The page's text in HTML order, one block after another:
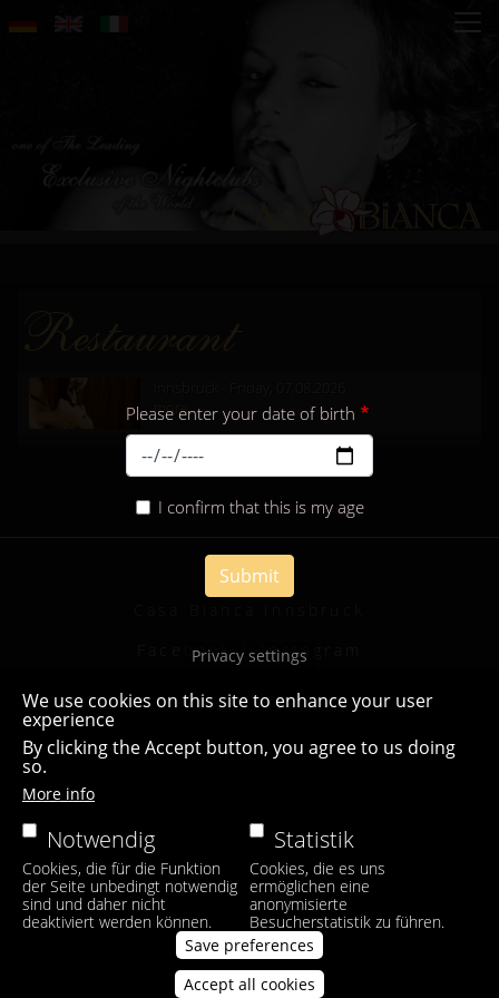
Please enter your date of birth
I confirm that this is my age
Submit
more...
Facebook|Instagram
Privacy settings
We use cookies on this site to enhance your user
experience
By clicking the Accept button, you agree to us doing
so.
More info
Notwendig
Cookies, die für die Funktion
der Seite unbedingt notwendig
sind und daher nicht
deaktiviert werden können.
Statistik
Cookies, die es uns
ermöglichen eine
anonymisierte
Besucherstatistik zu führen.
Save preferences
Accept all cookies